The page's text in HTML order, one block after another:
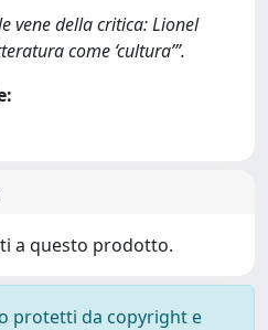
vene della critica: Lionel
come ‘cultura’”.
a questo prodotto.
protetti da copyright e